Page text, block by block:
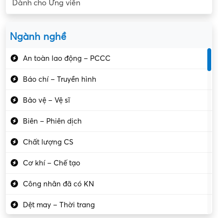
Dành cho Ứng viên
Ngành nghề
An toàn lao động – PCCC
Báo chí – Truyền hình
Bảo vệ – Vệ sĩ
Biên – Phiên dịch
Chất lượng CS
Cơ khí – Chế tạo
Công nhân đã có KN
Dệt may – Thời trang